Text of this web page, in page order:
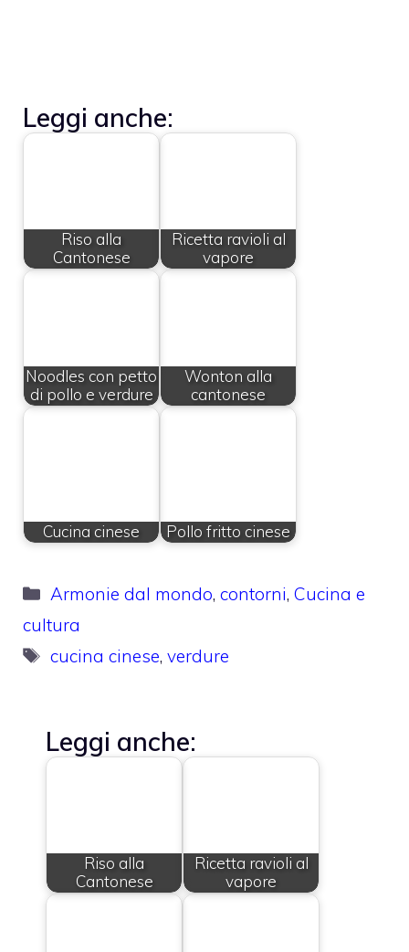
Leggi anche:
Riso alla
Cantonese
Ricetta ravioli al
vapore
Noodles con petto
di pollo e verdure
Wonton alla
cantonese
Cucina cinese Pollo fritto cinese
Categorie
Armonie dal mondo,contorni,Cucina e
cultura
Tag
cucina cinese,verdure
Leggi anche:
Riso alla
Cantonese
Ricetta ravioli al
vapore